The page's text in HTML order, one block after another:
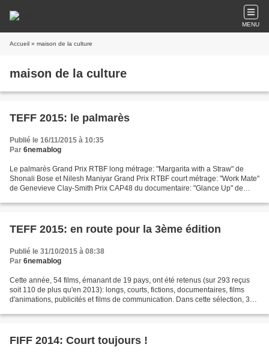
MENU
Accueil » maison de la culture
maison de la culture
TEFF 2015: le palmarès
Publié le 16/11/2015 à 10:35
Par 6nemablog
Le palmarès Grand Prix RTBF long métrage: "Margarita with a Straw" de
Shonali Bose et Nilesh Maniyar Grand Prix RTBF court métrage: "Work Mate"
de Genevieve Clay-Smith Prix CAP48 du documentaire: "Glance Up" de
TEFF 2015: en route pour la 3ème édition
Publié le 31/10/2015 à 08:38
Par 6nemablog
Cette année, 54 films, émanant de 19 pays, ont été retenus (sur 293 reçus
soit 110 de plus qu'en 2013): longs, courts, fictions, documentaires, films
d'animations, publicités et films de communication. Dans cette sélection, 31
FIFF 2014: Court toujours !